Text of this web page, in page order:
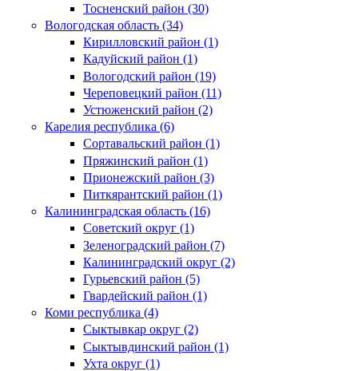
Тосненский район (30)
Вологодская область (34)
Кирилловский район (1)
Кадуйский район (1)
Вологодский район (19)
Череповецкий район (11)
Устюженский район (2)
Карелия республика (6)
Сортавальский район (1)
Пряжинский район (1)
Прионежский район (3)
Питкярантский район (1)
Калининградская область (16)
Советский округ (1)
Зеленоградский район (7)
Калининградский округ (2)
Гурьевский район (5)
Гвардейский район (1)
Коми республика (4)
Сыктывкар округ (2)
Сыктывдинский район (1)
Ухта округ (1)